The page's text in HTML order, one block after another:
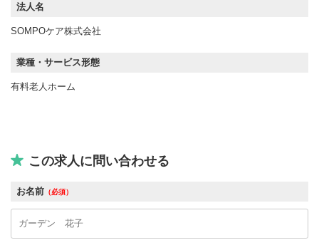
法人名
SOMPOケア株式会社
業種・サービス形態
有料老人ホーム
この求人に問い合わせる
お名前 （必須）